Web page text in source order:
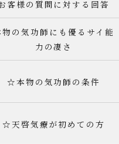
客様の質問に対する回答
物の気功師にも優るサイ能
力の凄さ
☆本物の気功師の条件
☆天啓気療が初めての方